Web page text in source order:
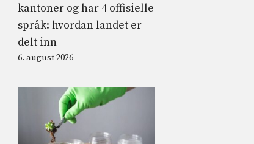
kantoner og har 4 offisielle
språk: hvordan landet er
delt inn
6. august 2026